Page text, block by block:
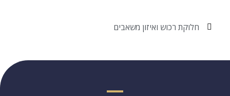
חלוקת רכוש ואיזון משאבים